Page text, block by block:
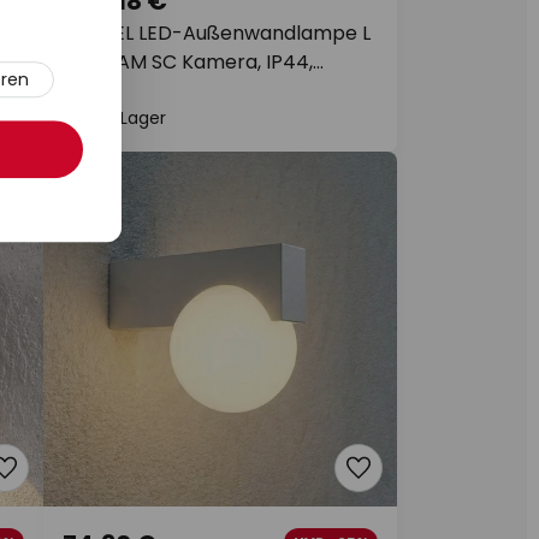
STEINEL LED-Außenwandlampe L
625 CAM SC Kamera, IP44,
Auf Lager